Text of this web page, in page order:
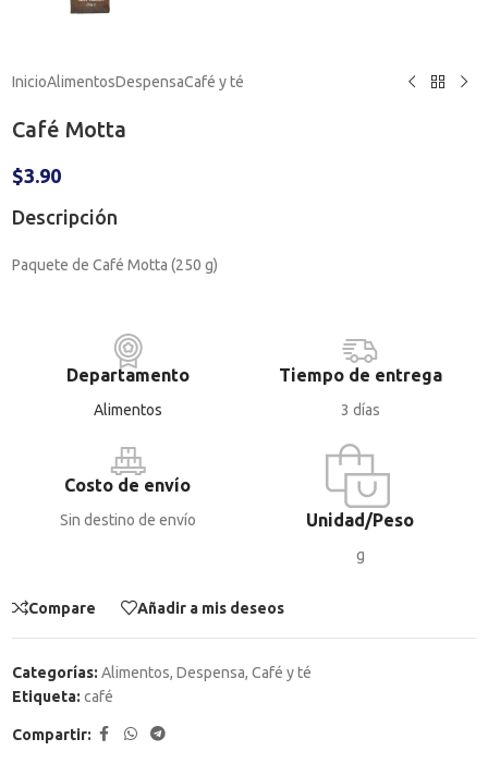
InicioAlimentosDespensaCafé y té
Café Motta
$3.90
Descripción
Paquete de Café Motta (250 g)
Departamento
Alimentos
Tiempo de entrega
3 días
Costo de envío
Sin destino de envío Unidad/Peso
g
Compare Añadir a mis deseos
Categorías: Alimentos, Despensa, Café y té
Etiqueta: café
Compartir: